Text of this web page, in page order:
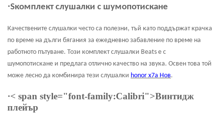
·Sкомплект слушалки с шумопотискане
Качествените слушалки често са полезни, тъй като поддържат крачка
по време на дълги бягания за ежедневно забавление по време на
работното пътуване. Този комплект слушалки Beats е с
шумопотискане и предлага отлично качество на звука. Освен това той
може лесно да комбинира тези слушалки honor x7a Нов.
·< span style="font-family:Calibri">Винтидж
плейър